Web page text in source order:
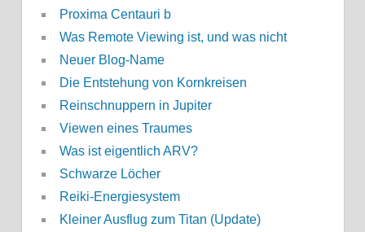
Proxima Centauri b
Was Remote Viewing ist, und was nicht
Neuer Blog-Name
Die Entstehung von Kornkreisen
Reinschnuppern in Jupiter
Viewen eines Traumes
Was ist eigentlich ARV?
Schwarze Löcher
Reiki-Energiesystem
Kleiner Ausflug zum Titan (Update)